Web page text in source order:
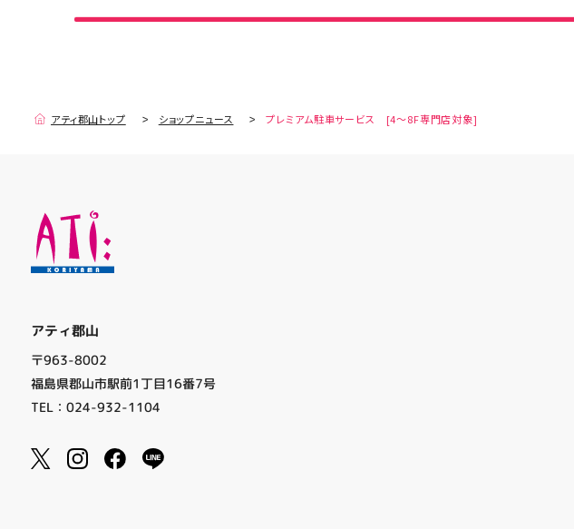
アティ郡山トップ ショップニュース プレミアム駐車サービス [4～8F専門店対象]
アティ郡山
〒963-8002
福島県郡山市駅前1丁目16番7号
TEL：024-932-1104